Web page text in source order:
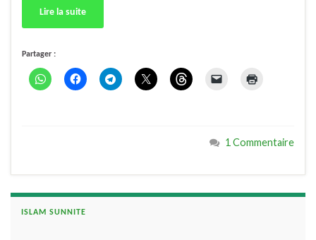
Lire la suite
Partager :
1 Commentaire
ISLAM SUNNITE